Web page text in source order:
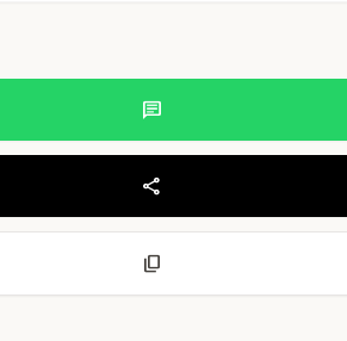
chat
share
content_copy